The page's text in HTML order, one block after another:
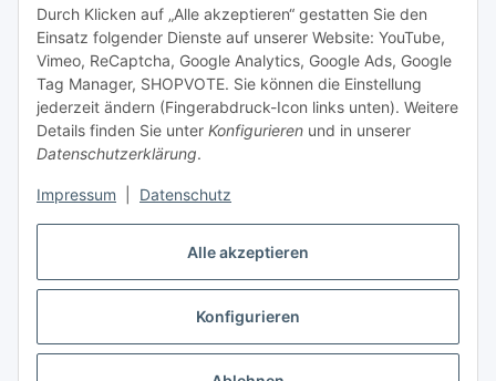
Alle akzeptieren
Konfigurieren
Durch Klicken auf „Alle akzeptieren“ gestatten Sie den
Einsatz folgender Dienste auf unserer Website: YouTube,
Vimeo, ReCaptcha, Google Analytics, Google Ads, Google
Tag Manager, SHOPVOTE. Sie können die Einstellung
jederzeit ändern (Fingerabdruck-Icon links unten). Weitere
Details finden Sie unter Konfigurieren und in unserer
Datenschutzerklärung.
Impressum Datenschutz
Newsletter Abonnieren
Bitte senden Sie mir entsprechend Ihrer
Datenschutzerklärungregelmäßig und jederzeit widerruflich
Informationen zu Ihrem Produktsortiment per E-Mail zu.
Abonnieren
Newsletter Abonnieren
Vertrag widerrufen
* Alle Preise inkl. gesetzlicher USt., zzgl.